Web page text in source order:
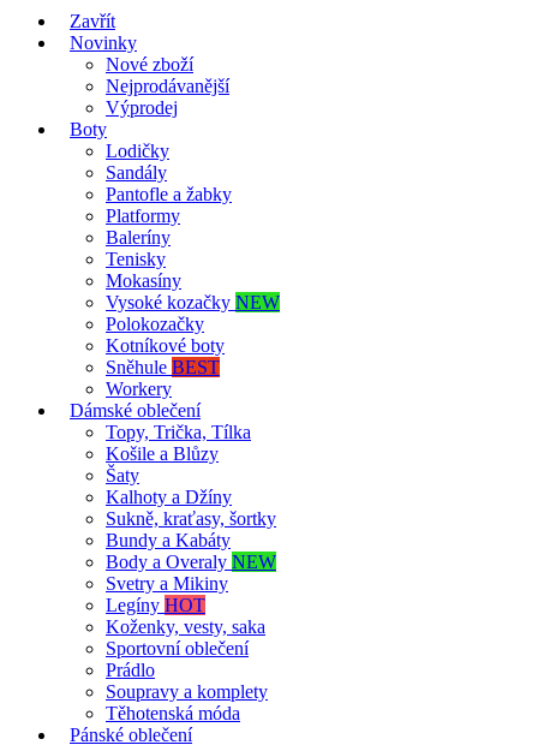
Zavřít
Novinky
Nové zboží
Nejprodávanější
Výprodej
Boty
Lodičky
Sandály
Pantofle a žabky
Platformy
Baleríny
Tenisky
Mokasíny
Vysoké kozačky NEW
Polokozačky
Kotníkové boty
Sněhule BEST
Workery
Dámské oblečení
Topy, Trička, Tílka
Košile a Blůzy
Šaty
Kalhoty a Džíny
Sukně, kraťasy, šortky
Bundy a Kabáty
Body a Overaly NEW
Svetry a Mikiny
Legíny HOT
Koženky, vesty, saka
Sportovní oblečení
Prádlo
Soupravy a komplety
Těhotenská móda
Pánské oblečení